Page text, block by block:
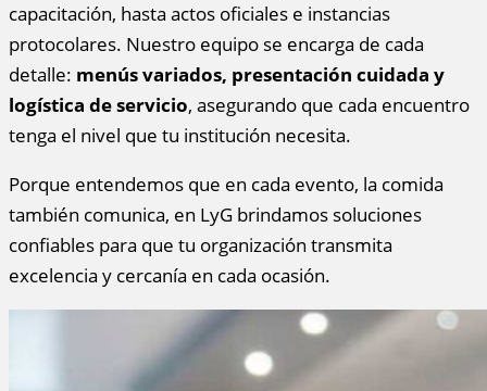
capacitación, hasta actos oficiales e instancias
protocolares. Nuestro equipo se encarga de cada
detalle: menús variados, presentación cuidada y
logística de servicio, asegurando que cada encuentro
tenga el nivel que tu institución necesita.
Porque entendemos que en cada evento, la comida
también comunica, en LyG brindamos soluciones
confiables para que tu organización transmita
excelencia y cercanía en cada ocasión.